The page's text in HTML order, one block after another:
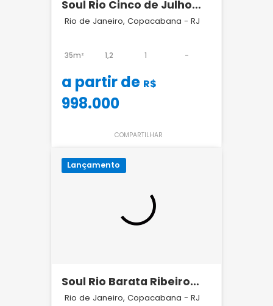
Soul Rio Cinco de Julho
Copacabana
Rio de Janeiro, Copacabana - RJ
35m² 1,2 1 -
a partir de R$
998.000
COMPARTILHAR
Lançamento
Soul Rio Barata Ribeiro
Copacabana
Rio de Janeiro, Copacabana - RJ